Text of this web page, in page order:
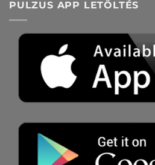
PULZUS APP LETÖLTÉS